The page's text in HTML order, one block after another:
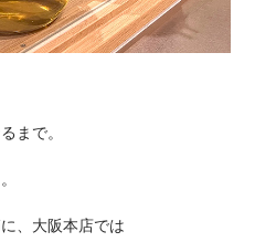
まで。
、大阪本店では